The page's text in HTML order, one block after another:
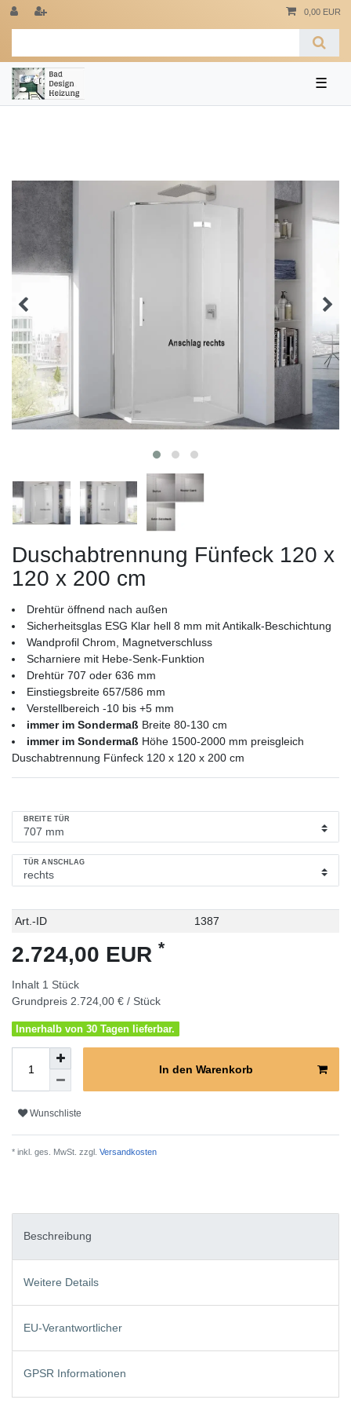
0,00 EUR
☰
Duschabtrennung Fünfeck 120 x
120 x 200 cm
Drehtür öffnend nach außen
Sicherheitsglas ESG Klar hell 8 mm mit Antikalk-Beschichtung
Wandprofil Chrom, Magnetverschluss
Scharniere mit Hebe-Senk-Funktion
Drehtür 707 oder 636 mm
Einstiegsbreite 657/586 mm
Verstellbereich -10 bis +5 mm
immer im Sondermaß Breite 80-130 cm
immer im Sondermaß Höhe 1500-2000 mm preisgleich
Duschabtrennung Fünfeck 120 x 120 x 200 cm
BREITE TÜR
TÜR ANSCHLAG
Technisches
Wert
Art.-ID 1387
2.724,00 EUR *
Inhalt 1 Stück
Grundpreis 2.724,00 € / Stück
Innerhalb von 30 Tagen lieferbar.
In den Warenkorb
Wunschliste
* inkl. ges. MwSt. zzgl. Versandkosten
Beschreibung
Weitere Details
EU-Verantwortlicher
GPSR Informationen